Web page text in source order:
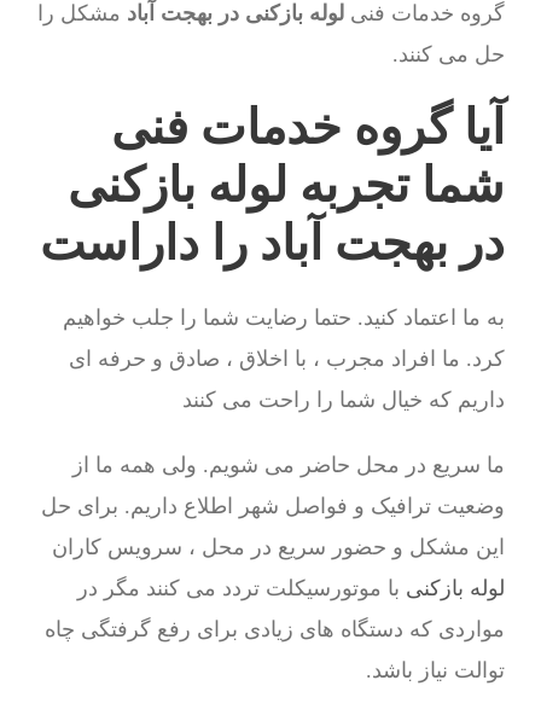
گروه خدمات فنی لوله بازکنی در بهجت آباد مشکل را
حل می کنند.
آیا گروه خدمات فنی
شما تجربه لوله بازکنی
در بهجت آباد را داراست
به ما اعتماد کنید. حتما رضایت شما را جلب خواهیم
کرد. ما افراد مجرب ، با اخلاق ، صادق و حرفه ای
داریم که خیال شما را راحت می کنند
ما سریع در محل حاضر می شویم. ولی همه ما از
وضعیت ترافیک و فواصل شهر اطلاع داریم. برای حل
این مشکل و حضور سریع در محل ، سرویس کاران
لوله بازکنی با موتورسیکلت تردد می کنند مگر در
مواردی که دستگاه های زیادی برای رفع گرفتگی چاه
توالت نیاز باشد.